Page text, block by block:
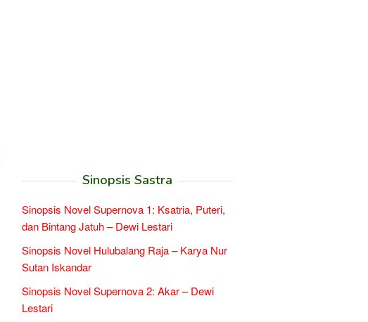
Sinopsis Sastra
Sinopsis Novel Supernova 1: Ksatria, Puteri,
dan Bintang Jatuh – Dewi Lestari
Sinopsis Novel Hulubalang Raja – Karya Nur
Sutan Iskandar
Sinopsis Novel Supernova 2: Akar – Dewi
Lestari